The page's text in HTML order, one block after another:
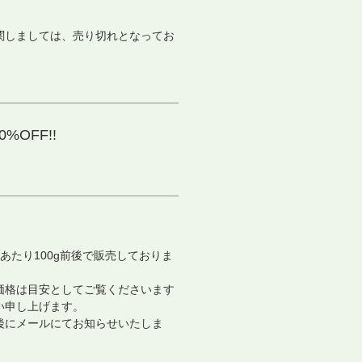
ましては、売り切れとなってお
たり100g前後で販売しておりま
格は目安としてご覧くださいます
し上げます。
メールにてお知らせいたしま